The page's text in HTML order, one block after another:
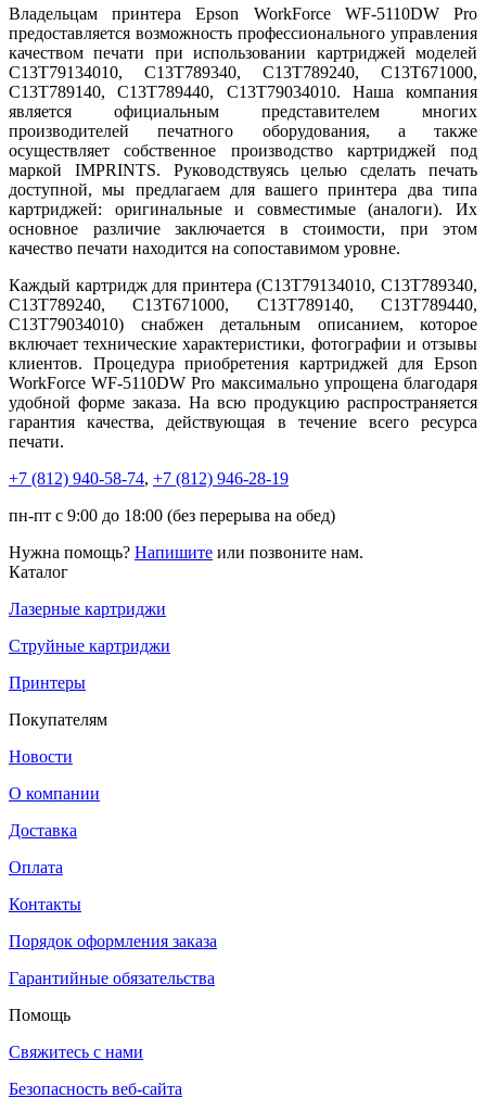
Владельцам принтера Epson WorkForce WF-5110DW Pro
предоставляется возможность профессионального управления
качеством печати при использовании картриджей моделей
C13T79134010, C13T789340, C13T789240, C13T671000,
C13T789140, C13T789440, C13T79034010. Наша компания
является официальным представителем многих
производителей печатного оборудования, а также
осуществляет собственное производство картриджей под
маркой IMPRINTS. Руководствуясь целью сделать печать
доступной, мы предлагаем для вашего принтера два типа
картриджей: оригинальные и совместимые (аналоги). Их
основное различие заключается в стоимости, при этом
качество печати находится на сопоставимом уровне.
Каждый картридж для принтера (C13T79134010, C13T789340,
C13T789240, C13T671000, C13T789140, C13T789440,
C13T79034010) снабжен детальным описанием, которое
включает технические характеристики, фотографии и отзывы
клиентов. Процедура приобретения картриджей для Epson
WorkForce WF-5110DW Pro максимально упрощена благодаря
удобной форме заказа. На всю продукцию распространяется
гарантия качества, действующая в течение всего ресурса
печати.
+7 (812) 940-58-74, +7 (812) 946-28-19
пн-пт с 9:00 до 18:00 (без перерыва на обед)
Нужна помощь? Напишите или позвоните нам.
Каталог
Лазерные картриджи
Струйные картриджи
Принтеры
Покупателям
Новости
О компании
Доставка
Оплата
Контакты
Порядок оформления заказа
Гарантийные обязательства
Помощь
Свяжитесь с нами
Безопасность веб-сайта